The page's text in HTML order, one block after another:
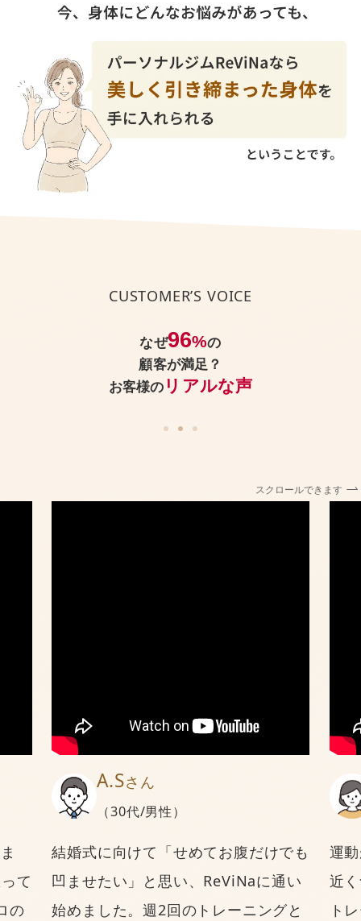
パーソナルジムReViNaなら
美しく引き締まった身体を手に入れられる
CUSTOMER’S VOICE
なぜ96%の
顧客が満足？
お客様の リアルな声
スクロールできます
て
の
A.Sさん
（30代/男性）
結婚式に向けて「せめてお腹だけでも
凹ませたい」と思い、ReViNaに通い
始めました。週2回のトレーニングと
運
近
ト